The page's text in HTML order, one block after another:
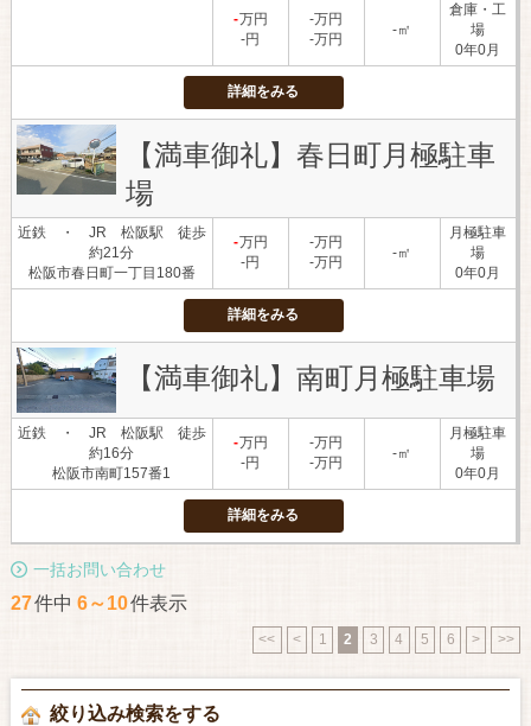
-万円
-円
-万円
-万円
-㎡
倉庫・工
場
0年0月
詳細をみる
【満車御礼】春日町月極駐車
場
近鉄 ・ JR 松阪駅 徒歩
約21分
松阪市春日町一丁目180番
-万円
-円
-万円
-万円
-㎡
月極駐車
場
0年0月
詳細をみる
【満車御礼】南町月極駐車場
近鉄 ・ JR 松阪駅 徒歩
約16分
松阪市南町157番1
-万円
-円
-万円
-万円
-㎡
月極駐車
場
0年0月
詳細をみる
一括お問い合わせ
27件中6～10件表示
<< < 1 2 3 4 5 6 > >>
絞り込み検索をする